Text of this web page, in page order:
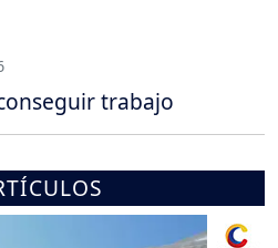
trabajo